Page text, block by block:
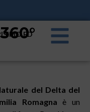
ED
del Delta del
Romagna è un